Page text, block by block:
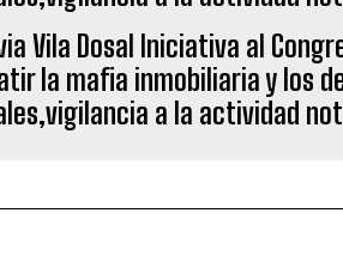
Vila Dosal Iniciativa al
la mafia inmobiliaria y los
a la actividad